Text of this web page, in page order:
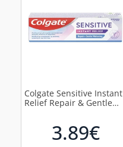
Colgate Sensitive Instant
Relief Repair & Gentle
Φυσικής Λευκότητας των
Δοντιών, 75m
3.89€